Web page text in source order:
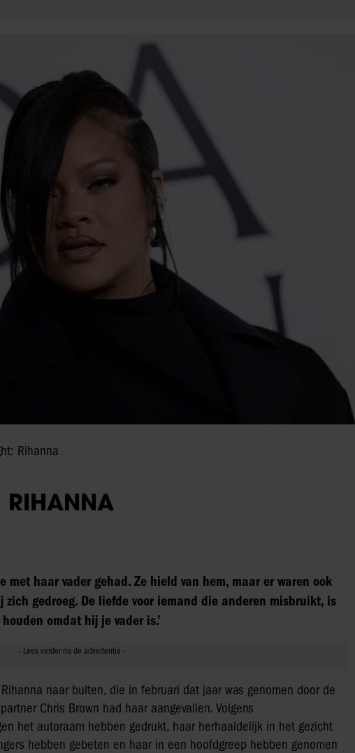
Rihanna
RIHANNA
haar vader gehad. Ze hield van hem, maar er waren ook
gedroeg. De liefde voor iemand die anderen misbruikt, is
omdat hij je vader is.’
naar buiten, die in februari dat jaar was genomen door de
Chris Brown had haar aangevallen. Volgens
het autoraam hebben gedrukt, haar herhaaldelijk in het gezicht
hebben gebeten en haar in een hoofdgreep hebben genomen